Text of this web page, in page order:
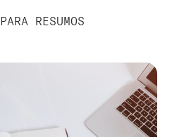
RESUMOS